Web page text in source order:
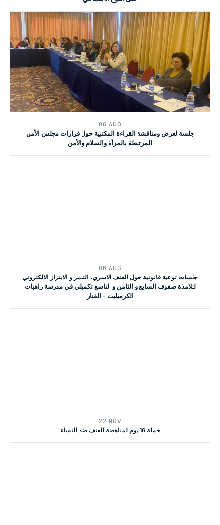
06 AUG
جلسة لعرض ومناقشة القراءة المكتبية حول قرارات مجلس الأمن
المرتبطة بالمرأة والسلام والأمن
06 AUG
جلسات توعية قانونية حول العنف الاسري، التنمر و الابتزاز الالكتروني
لتلامذة صفوف السابع و الثامن و التاسع تكميلي في مدرسة راهبات
الكرميليت - الفنار
22 NOV
حملة 16 يوم لمناهضة العنف ضد النساء